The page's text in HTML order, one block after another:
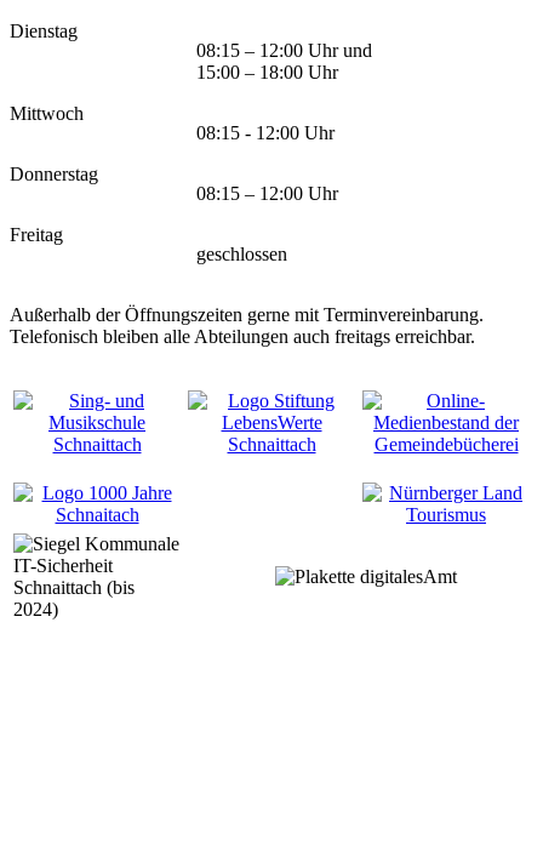
Dienstag
08:15 – 12:00 Uhr und
15:00 – 18:00 Uhr
Mittwoch
08:15 - 12:00 Uhr
Donnerstag
08:15 – 12:00 Uhr
Freitag
geschlossen
Außerhalb der Öffnungszeiten gerne mit Terminvereinbarung.
Telefonisch bleiben alle Abteilungen auch freitags erreichbar.